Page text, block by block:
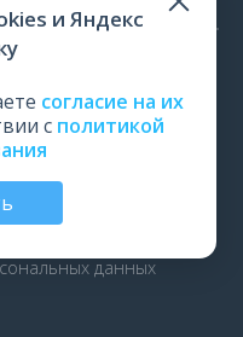
Иваново,
данных
и Яндекс
согласие на их
с политикой